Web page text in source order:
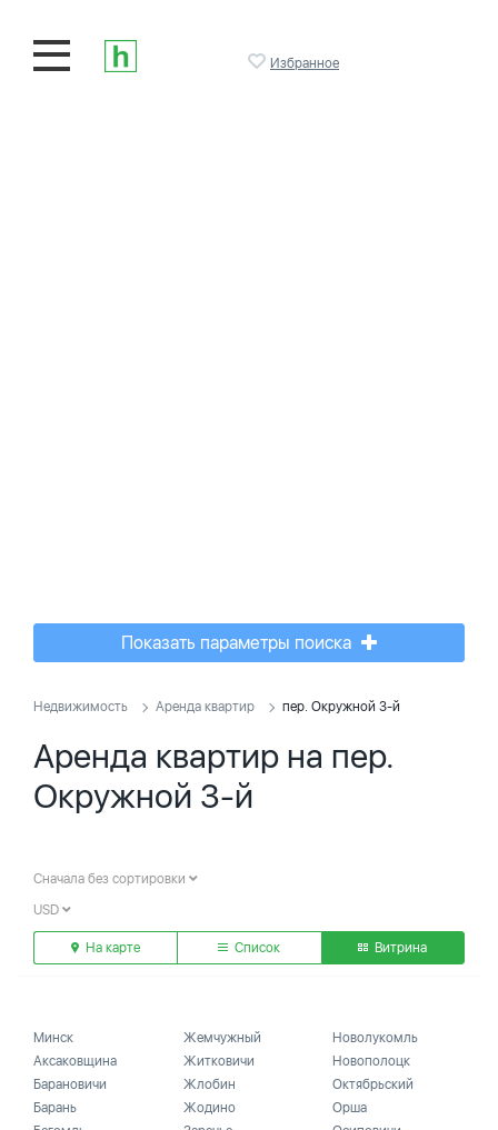
Избранное
Показать параметры поиска
Недвижимость Аренда квартир пер. Окружной 3-й
Аренда квартир на пер.
Окружной 3-й
Сначала без сортировки
USD
На карте Список Витрина
Минск
Аксаковщина
Барановичи
Барань
Жемчужный
Житковичи
Жлобин
Жодино
Новолукомль
Новополоцк
Октябрьский
Орша